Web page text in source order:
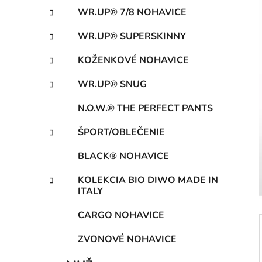
l
WR.UP® 7/8 NOHAVICE
WR.UP® SUPERSKINNY
KOŽENKOVÉ NOHAVICE
WR.UP® SNUG
N.O.W.® THE PERFECT PANTS
ŠPORT/OBLEČENIE
BLACK® NOHAVICE
KOLEKCIA BIO DIWO MADE IN
ITALY
CARGO NOHAVICE
ZVONOVÉ NOHAVICE